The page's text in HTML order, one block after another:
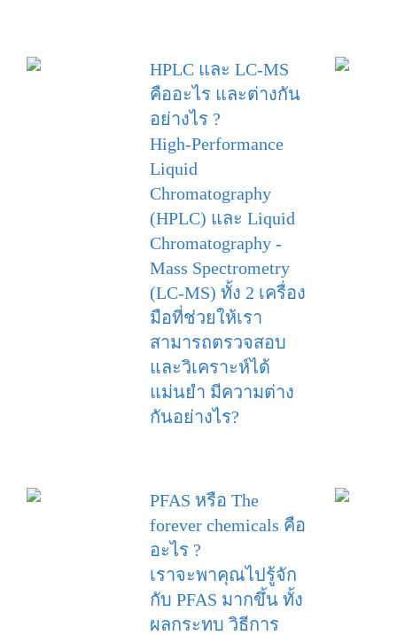
HPLC และ LC-MS
คืออะไร และต่างกัน
อย่างไร ?
High-Performance
Liquid
Chromatography
(HPLC) และ Liquid
Chromatography -
Mass Spectrometry
(LC-MS) ทั้ง 2 เครื่อง
มือที่ช่วยให้เรา
สามารถตรวจสอบ
และวิเคราะห์ได้
แม่นยำ มีความต่าง
กันอย่างไร?
PFAS หรือ The
forever chemicals คือ
อะไร ?
เราจะพาคุณไปรู้จัก
กับ PFAS มากขึ้น ทั้ง
ผลกระทบ วิธีการ